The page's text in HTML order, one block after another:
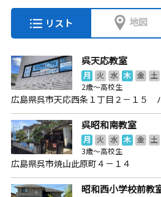
リスト 地図
呉天応教室
月 火 水 木 金 土
2歳～高校生
広島県呉市天応西条１丁目２－１５
呉昭和南教室
月 火 水 木 金 土
3歳～高校生
広島県呉市焼山此原町４－１４
昭和西小学校前教